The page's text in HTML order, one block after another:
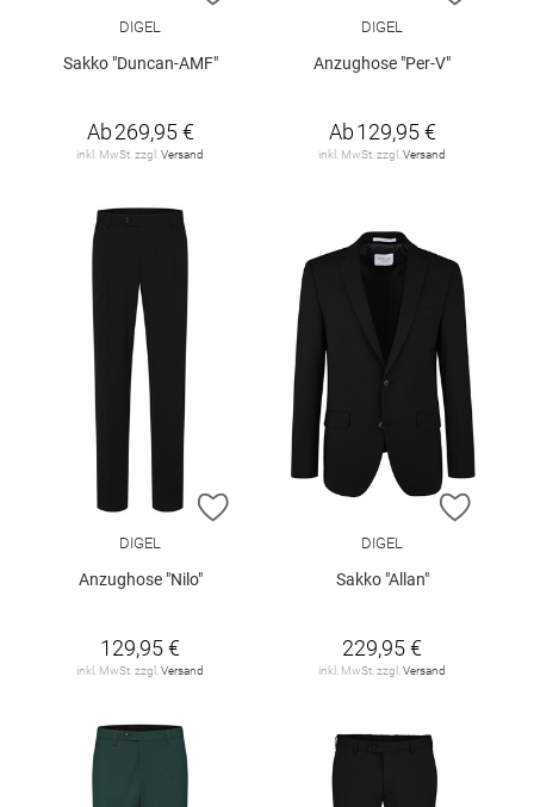
DIGEL
Sakko "Duncan-AMF"
Ab269,95 €
inkl. MwSt. zzgl. Versand
DIGEL
Anzughose "Per-V"
Ab129,95 €
inkl. MwSt. zzgl. Versand
ZUR WUNSCHLISTE HINZUFÜGEN
DIGEL
Anzughose "Nilo"
129,95 €
inkl. MwSt. zzgl. Versand
ZUR
DIGEL
Sakko "Allan"
229,95 €
inkl. MwSt. zzgl. Versand